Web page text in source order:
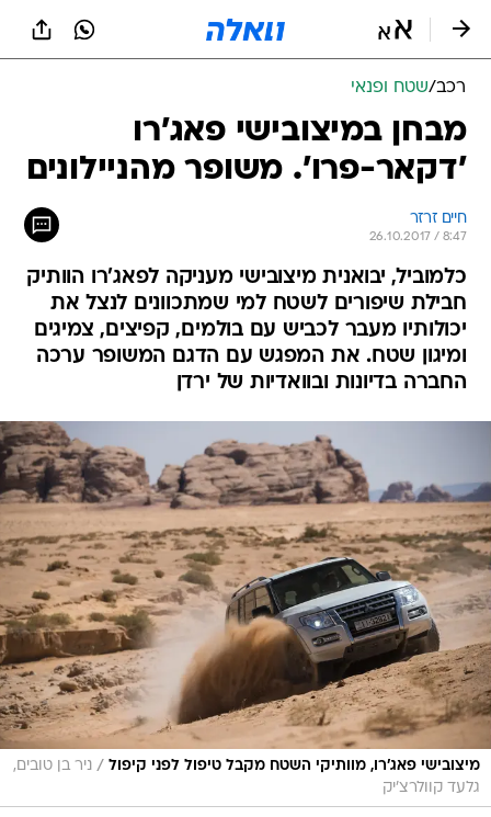
רכב/שטח ופנאי
מבחן במיצובישי פאג'רו
'דקאר-פרו'. משופר מהניילונים
חיים זרזר
26.10.2017 / 8:47
כלמוביל, יבואנית מיצובישי מעניקה לפאג'רו הוותיק
חבילת שיפורים לשטח למי שמתכוונים לנצל את
יכולותיו מעבר לכביש עם בולמים, קפיצים, צמיגים
ומיגון שטח. את המפגש עם הדגם המשופר ערכה
החברה בדיונות ובוואדיות של ירדן
מיצובישי פאג'רו, מוותיקי השטח מקבל טיפול לפני קיפול / ניר בן טובים,
גלעד קוולרצ'יק